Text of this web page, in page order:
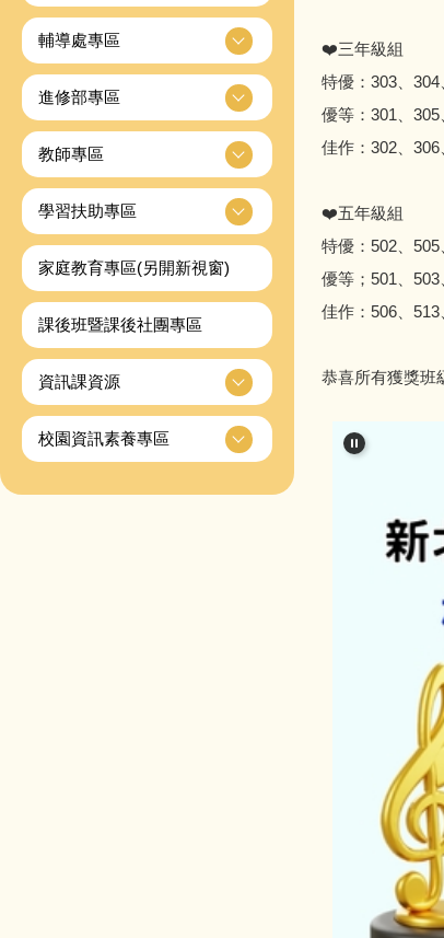
輔導處專區
進修部專區
教師專區
學習扶助專區
家庭教育專區(另開新視窗)
課後班暨課後社團專區
資訊課資源
校園資訊素養專區
❤️三年級組
特優：303、304
優等：301、
佳作：302、
❤️五年級組
特優：502、505
優等；501、
佳作：506、513
恭喜所有獲獎班